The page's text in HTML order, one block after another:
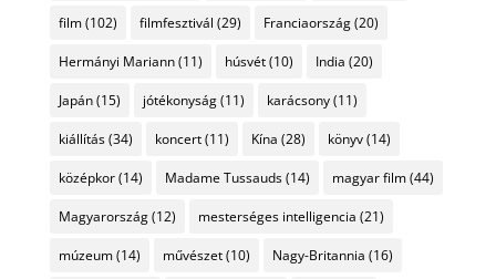
film(102) filmfesztivál (29) Franciaország(20)
Hermányi Mariann(11) húsvét(10) India (20)
Japán(15) jótékonyság(11) karácsony(11)
kiállítás(34) koncert(11) Kína (28) könyv(14)
középkor(14) Madame Tussauds(14) magyar film(44)
Magyarország(12) mesterséges intelligencia (21)
múzeum(14) művészet(10) Nagy-Britannia (16)